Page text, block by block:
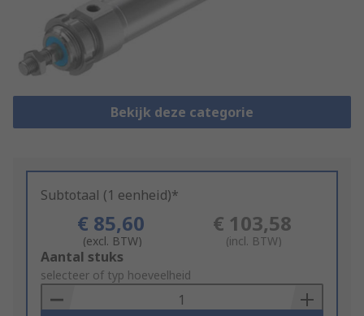
Bekijk deze categorie
Subtotaal (1 eenheid)*
€ 85,60
(excl. BTW)
€ 103,58
(incl. BTW)
Add
to
Basket
Aantal stuks
selecteer of typ hoeveelheid